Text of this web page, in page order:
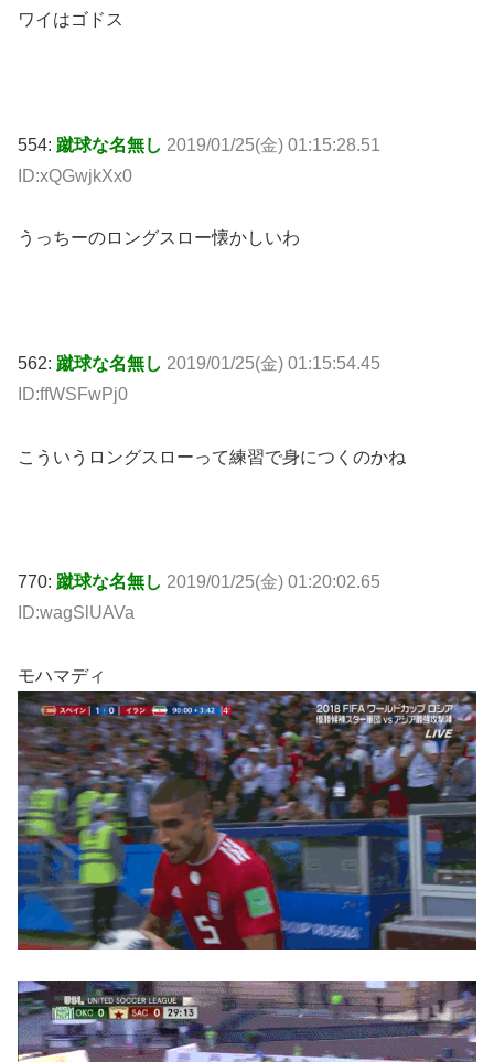
ワイはゴドス
554: 蹴球な名無し 2019/01/25(金) 01:15:28.51
ID:xQGwjkXx0
うっちーのロングスロー懐かしいわ
562: 蹴球な名無し 2019/01/25(金) 01:15:54.45
ID:ffWSFwPj0
こういうロングスローって練習で身につくのかね
770: 蹴球な名無し 2019/01/25(金) 01:20:02.65
ID:wagSlUAVa
モハマディ